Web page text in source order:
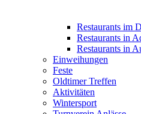
Restaurants im
Restaurants in
Restaurants in
Einweihungen
Feste
Oldtimer Treffen
Aktivitäten
Wintersport